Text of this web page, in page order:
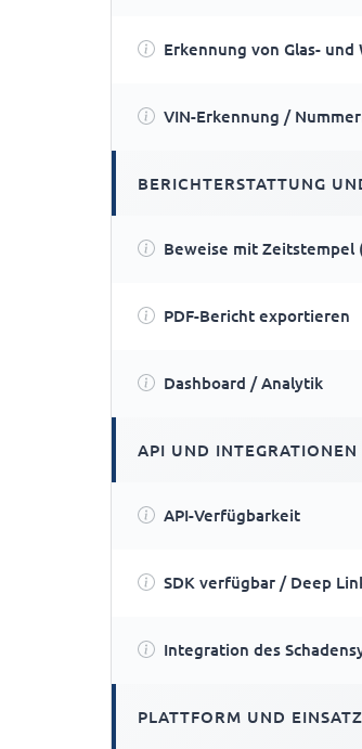
Erkennung von Glas-
VIN-Erkennung /
BERICHTERSTATTUNG
Beweise mit Zeitstempel
PDF-Bericht exportieren
Dashboard / Analytik
API UND INTEGRATIONEN
API-Verfügbarkeit
SDK verfügbar / Deep
Integration des
PLATTFORM UND EINSATZ